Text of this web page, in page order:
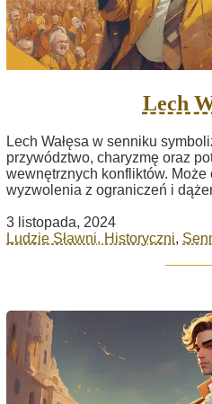
Lech
Lech Wałęsa w senniku
przywództwo, charyzmę oraz
wewnętrznych konfliktów.
wyzwolenia z ograniczeń i
3 listopada, 2024
Ludzie Sławni, Historyczni,